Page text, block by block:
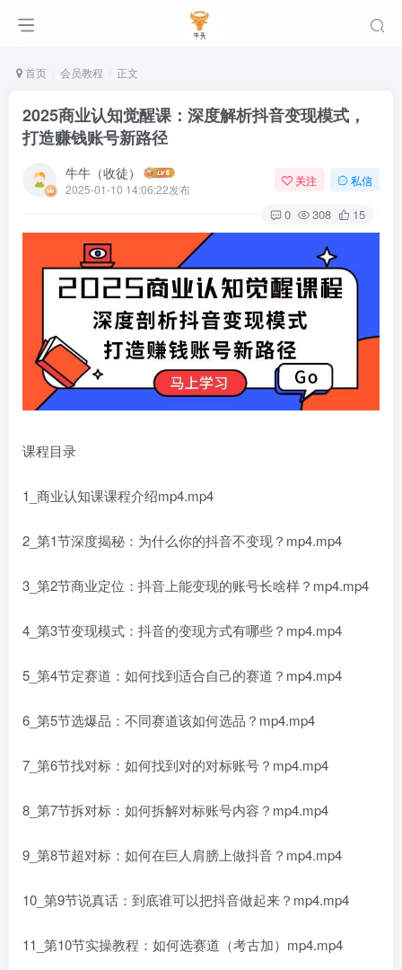
首页 会员教程 正文
2025商业认知觉醒课：深度解析抖音变现模式，
打造赚钱账号新路径
牛牛（收徒）
2025-01-10 14:06:22发布
关注 私信
0 308 15
课程目录
1_商业认知课课程介绍mp4.mp4
2_第1节深度揭秘：为什么你的抖音不变现？mp4.mp4
3_第2节商业定位：抖音上能变现的账号长啥样？mp4.mp4
4_第3节变现模式：抖音的变现方式有哪些？mp4.mp4
5_第4节定赛道：如何找到适合自己的赛道？mp4.mp4
6_第5节选爆品：不同赛道该如何选品？mp4.mp4
7_第6节找对标：如何找到对的对标账号？mp4.mp4
8_第7节拆对标：如何拆解对标账号内容？mp4.mp4
9_第8节超对标：如何在巨人肩膀上做抖音？mp4.mp4
10_第9节说真话：到底谁可以把抖音做起来？mp4.mp4
11_第10节实操教程：如何选赛道（考古加）mp4.mp4